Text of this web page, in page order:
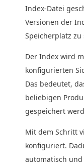
Index-Datei
Versionen der
Speicherplatz zu
Der Index wird
konfigurierten
Das bedeutet,
beliebigen
gespeichert
Mit dem Schritt
konfiguriert.
automatisch